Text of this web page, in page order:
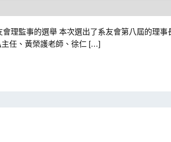
理監事的選舉 本次選出了系友會第八屆的理
任、黃榮護老師、徐仁 […]